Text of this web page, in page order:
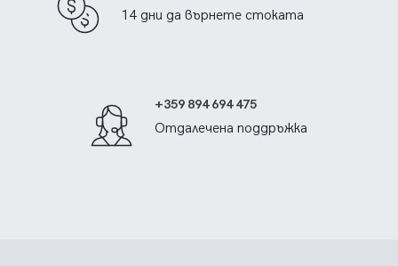
14 дни да върнете стоката
+359 894 694 475
Отдалечена поддръжка